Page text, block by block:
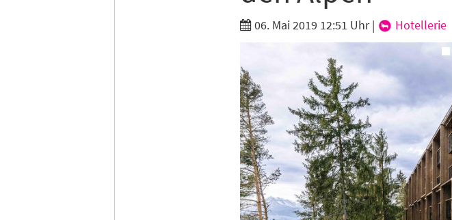
06. Mai 2019 12:51 Uhr| Hotellerie
Ich habe dieDatenschutzerklärung
Danke, heute nicht